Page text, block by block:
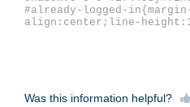
Was this information helpful?